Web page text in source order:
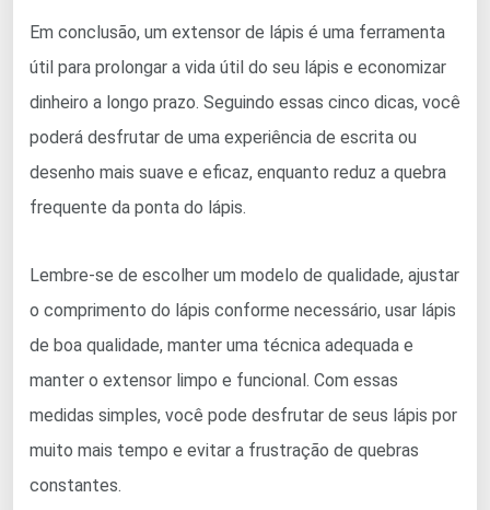
Em conclusão, um extensor de lápis é uma ferramenta
útil para prolongar a vida útil do seu lápis e economizar
dinheiro a longo prazo. Seguindo essas cinco dicas, você
poderá desfrutar de uma experiência de escrita ou
desenho mais suave e eficaz, enquanto reduz a quebra
frequente da ponta do lápis.
Lembre-se de escolher um modelo de qualidade, ajustar
o comprimento do lápis conforme necessário, usar lápis
de boa qualidade, manter uma técnica adequada e
manter o extensor limpo e funcional. Com essas
medidas simples, você pode desfrutar de seus lápis por
muito mais tempo e evitar a frustração de quebras
constantes.